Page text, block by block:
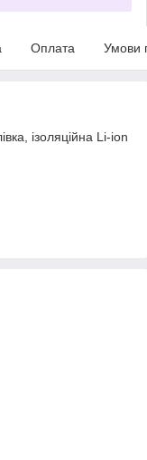
Оплата Умови
ізоляційна Li-ion